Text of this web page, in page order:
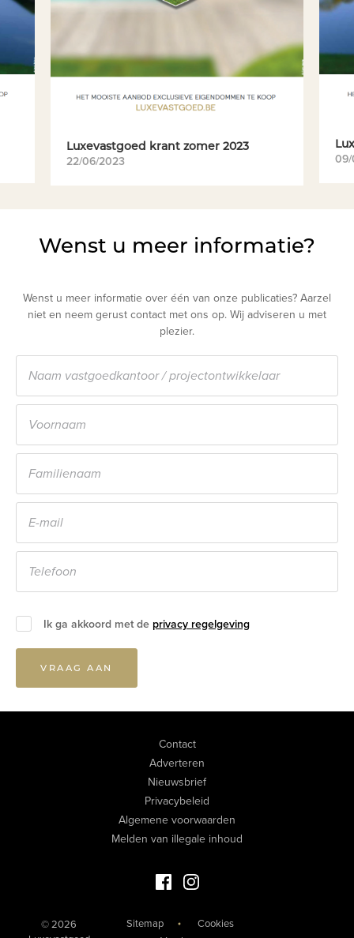
Luxevastgoed krant zomer 2023
22/06/2023 09/
Wenst u meer informatie?
Wenst u meer informatie over één van onze publicaties? Aarzel
niet en neem gerust contact met ons op. Wij adviseren u met
plezier.
Ik ga akkoord met de privacy regelgeving
VRAAG AAN
Contact
Adverteren
Nieuwsbrief
Privacybeleid
Algemene voorwaarden
Melden van illegale inhoud
Facebook Luxevastgoed
Instagram Luxevastgoed
© 2026
Sitemap
Cookies